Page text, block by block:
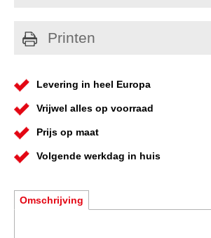
Printen
Levering in heel Europa
Vrijwel alles op voorraad
Prijs op maat
Volgende werkdag in huis
Omschrijving